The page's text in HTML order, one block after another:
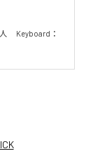
　Keyboard：